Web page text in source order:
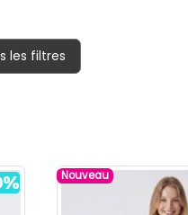
les filtres
Nouveau